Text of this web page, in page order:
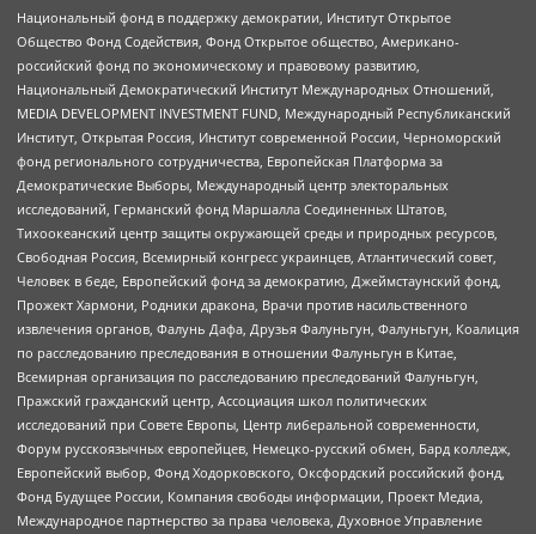
Национальный фонд в поддержку демократии, Институт Открытое
Общество Фонд Содействия, Фонд Открытое общество, Американо-
российский фонд по экономическому и правовому развитию,
Национальный Демократический Институт Международных Отношений,
MEDIA DEVELOPMENT INVESTMENT FUND, Международный Республиканский
Институт, Открытая Россия, Институт современной России, Черноморский
фонд регионального сотрудничества, Европейская Платформа за
Демократические Выборы, Международный центр электоральных
исследований, Германский фонд Маршалла Соединенных Штатов,
Тихоокеанский центр защиты окружающей среды и природных ресурсов,
Свободная Россия, Всемирный конгресс украинцев, Атлантический совет,
Человек в беде, Европейский фонд за демократию, Джеймстаунский фонд,
Прожект Хармони, Родники дракона, Врачи против насильственного
извлечения органов, Фалунь Дафа, Друзья Фалуньгун, Фалуньгун, Коалиция
по расследованию преследования в отношении Фалуньгун в Китае,
Всемирная организация по расследованию преследований Фалуньгун,
Пражский гражданский центр, Ассоциация школ политических
исследований при Совете Европы, Центр либеральной современности,
Форум русскоязычных европейцев, Немецко-русский обмен, Бард колледж,
Европейский выбор, Фонд Ходорковского, Оксфордский российский фонд,
Фонд Будущее России, Компания свободы информации, Проект Медиа,
Международное партнерство за права человека, Духовное Управление